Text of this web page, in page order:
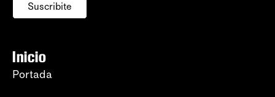
Suscribite
Inicio
Portada